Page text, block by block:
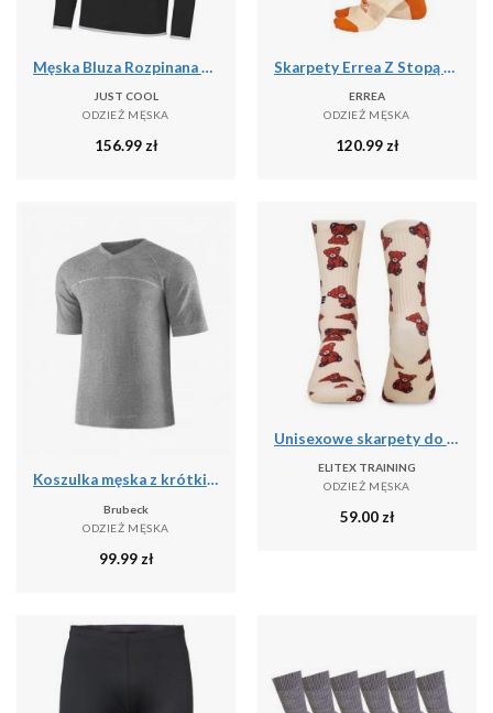
Męska Bluza Rozpinana Na Zamek Błyskawiczny
JUST COOL
ODZIEŻ MĘSKA
156.99zł
Skarpety Errea Z Stopą Dla Dorosłych Poliester Pomarańczowy Dorośli
ERREA
ODZIEŻ MĘSKA
120.99zł
Koszulka męska z krótkim rękawem do spania z dodatkiem lnu Brubeck COMFORT NIGHT
Brubeck
ODZIEŻ MĘSKA
99.99 zł
Unisexowe skarpety do cross treningu Performance Teddy Elitex Training
ELITEX TRAINING
ODZIEŻ MĘSKA
59.00zł